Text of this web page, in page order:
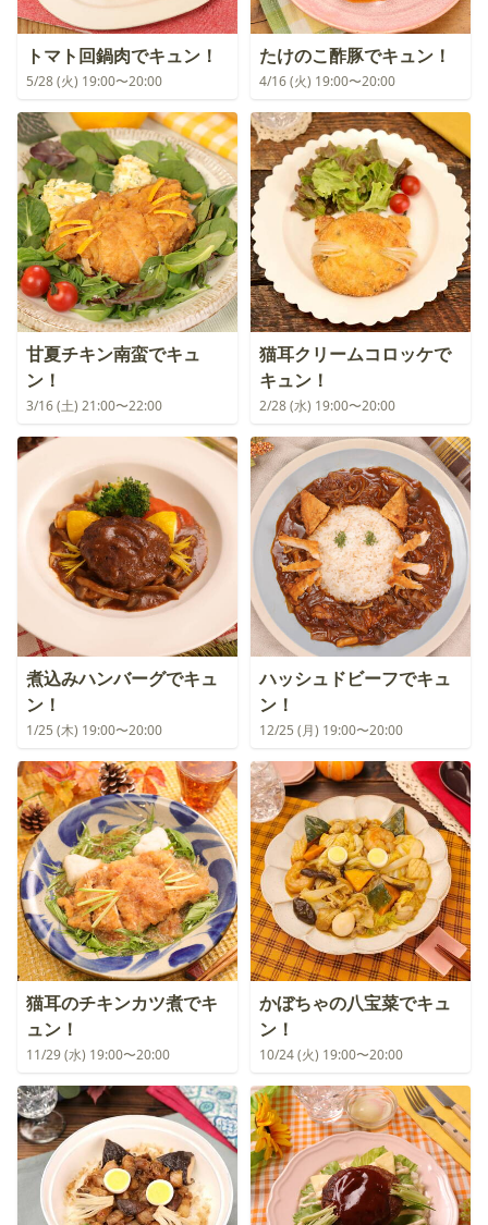
トマト回鍋肉でキュン！
5/28 (火) 19:00〜20:00
たけのこ酢豚でキュン！
4/16 (火) 19:00〜20:00
甘夏チキン南蛮でキュ
ン！
3/16 (土) 21:00〜22:00
猫耳クリームコロッケで
キュン！
2/28 (水) 19:00〜20:00
煮込みハンバーグでキュ
ン！
1/25 (木) 19:00〜20:00
ハッシュドビーフでキュ
ン！
12/25 (月) 19:00〜20:00
猫耳のチキンカツ煮でキ
ュン！
11/29 (水) 19:00〜20:00
かぼちゃの八宝菜でキュ
ン！
10/24 (火) 19:00〜20:00